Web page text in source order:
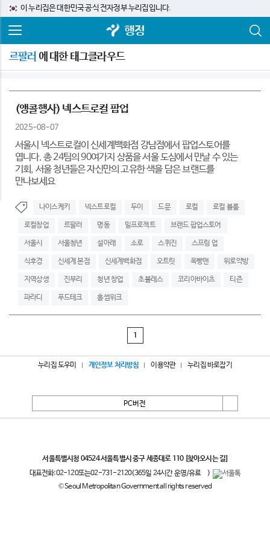
이 누리집은 대한민국 공식 전자정부 누리집입니다.
행정
르팔러 에 대한 태그클라우드
(앵콜행사) 넥스트로컬 팝업
2025-08-07
서울시 넥스트로컬이 신세계백화점 강남점에서 팝업스토어를
엽니다. 총 24팀의 90여가지 상품을 서울 도심에서 만날 수 있는
기회, 서울 청년들은 자신만의 고유한 색을 담은 브랜드를
만나보세요
나이스케키 넥스트로컬 두이 드문 로컬 로컬 블룸
로컬창업 르팔러 명동 밀프로젝트 브랜드 팝업스토어
서울시 서울청년 설아래 소로 스퀴진 스프링 업
식후경 신세계 본점 신세계백화점 오트릿 옥빵맨 위로약방
지역상생 진부리 청년 창업 초블레스 코리아바이츠 티즌
파라디 푸드테크 홀썸위크
1
누리집 도우미 개인정보 처리방침 이용약관 누리집 바로잡기
PC버전
서울특별시청 04524 서울특별시 중구 세종대로 110 [찾아오시는 길]
대표전화:02-120또는02-731-2120(365일 24시간 운영/유료
)
© Seoul Metropolitan Government all rights reserved